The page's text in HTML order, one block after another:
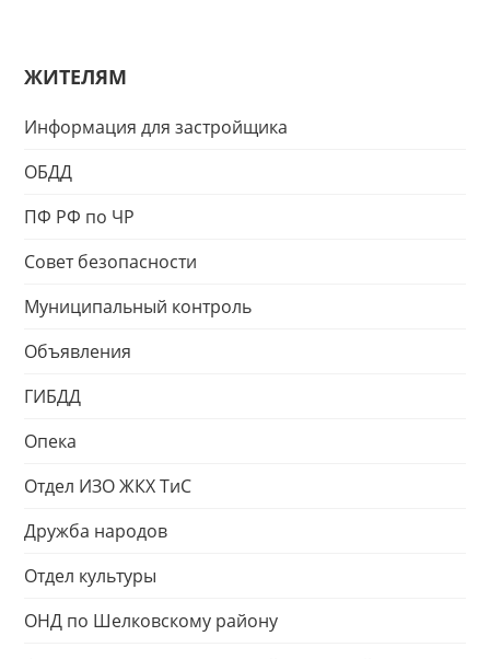
ЖИТЕЛЯМ
Информация для застройщика
ОБДД
ПФ РФ по ЧР
Совет безопасности
Муниципальный контроль
Объявления
ГИБДД
Опека
Отдел ИЗО ЖКХ ТиС
Дружба народов
Отдел культуры
ОНД по Шелковскому району